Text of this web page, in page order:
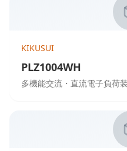
KIKUSUI
PLZ1004WH
多機能交流・直流電子負荷